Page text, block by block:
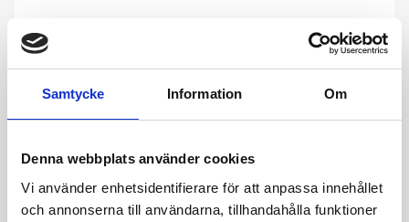
Samtycke Information Om
Denna webbplats använder cookies
Vi använder enhetsidentifierare för att anpassa innehållet
och annonserna till användarna, tillhandahålla funktioner